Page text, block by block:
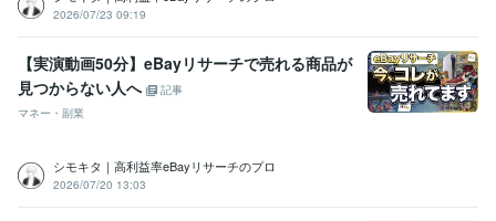
2026/07/23 09:19
【実演動画50分】eBayリサーチで売れる商品が
見つからない人へ
記事
マネー・副業
シモキタ｜高利益率eBayリサーチのプロ
2026/07/20 13:03